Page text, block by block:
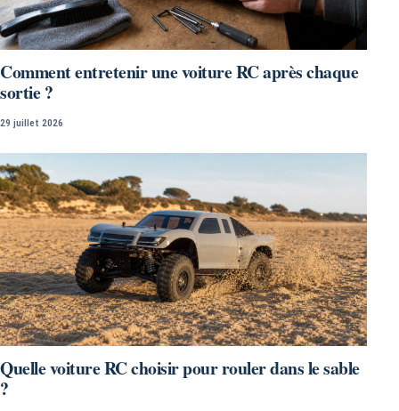
Comment entretenir une voiture RC après chaque
sortie ?
29 juillet 2026
Quelle voiture RC choisir pour rouler dans le sable
?